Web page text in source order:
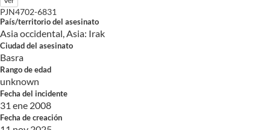
PJN4702-6831
País/territorio del asesinato
Asia occidental, Asia: Irak
Ciudad del asesinato
Basra
Rango de edad
unknown
Fecha del incidente
31 ene 2008
Fecha de creación